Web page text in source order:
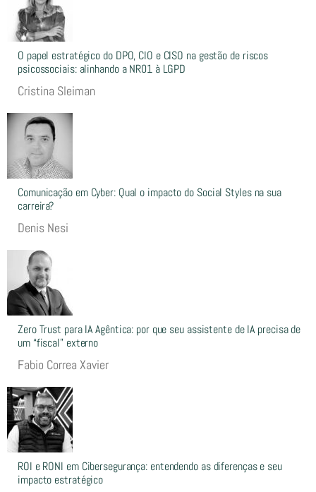
O papel estratégico do DPO, CIO e CISO na gestão de riscos
psicossociais: alinhando a NR01 à LGPD
Cristina Sleiman
Comunicação em Cyber: Qual o impacto do Social Styles na sua
carreira?
Denis Nesi
Zero Trust para IA Agêntica: por que seu assistente de IA precisa de
um “fiscal” externo
Fabio Correa Xavier
ROI e RONI em Cibersegurança: entendendo as diferenças e seu
impacto estratégico